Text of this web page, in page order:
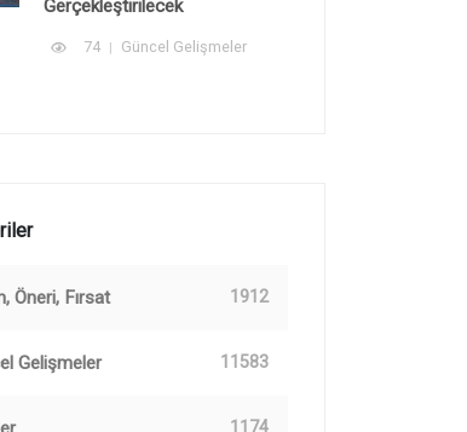
Gerçekleştirilecek
74 Güncel Gelişmeler
Öneri, Fırsat 1912
Gelişmeler 11583
1174